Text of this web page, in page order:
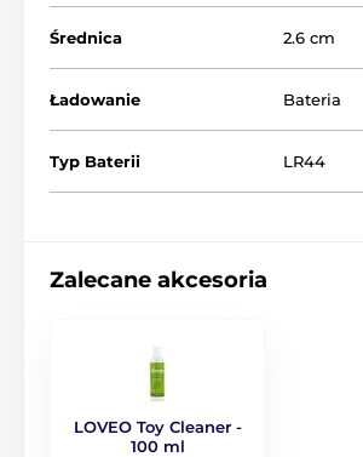
Średnica 2.6 cm
Ładowanie Bateria
Typ Baterii LR44
Zalecane akcesoria
LOVEO Toy Cleaner -
100 ml